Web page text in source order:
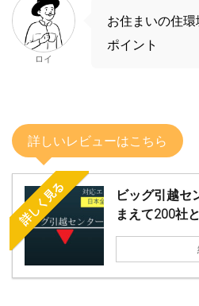
ロイ
お住まいの住
ポイント
詳しいレビューはこちら
詳しく見る
ビッグ引越セ
まえて200社